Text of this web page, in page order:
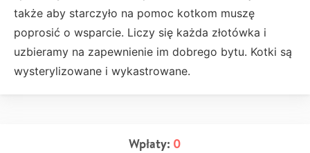
także aby starczyło na pomoc kotkom muszę
poprosić o wsparcie. Liczy się każda złotówka i
uzbieramy na zapewnienie im dobrego bytu. Kotki są
wysterylizowane i wykastrowane.
Wpłaty: 0